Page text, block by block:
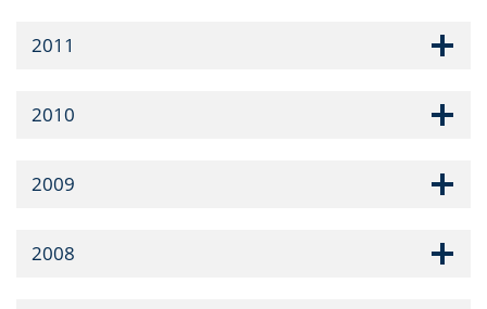
2011
2010
2009
2008